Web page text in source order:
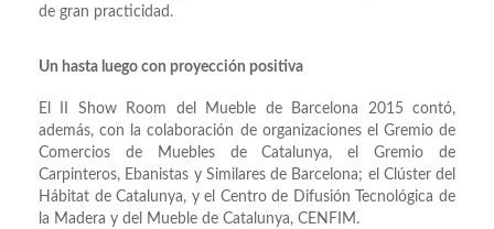
de gran practicidad.
Un hasta luego con proyección positiva
El II Show Room del Mueble de Barcelona 2015 contó,
además, con la colaboración de organizaciones el Gremio de
Comercios de Muebles de Catalunya, el Gremio de
Carpinteros, Ebanistas y Similares de Barcelona; el Clúster del
Hábitat de Catalunya, y el Centro de Difusión Tecnológica de
la Madera y del Mueble de Catalunya, CENFIM.